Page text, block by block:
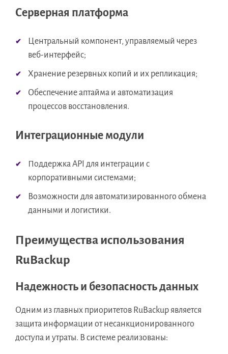
Серверная платформа
Центральный компонент, управляемый через
веб-интерфейс;
Хранение резервных копий и их репликация;
Обеспечение аптайма и автоматизация
процессов восстановления.
Интеграционные модули
Поддержка API для интеграции с
корпоративными системами;
Возможности для автоматизированного обмена
данными и логистики.
Преимущества использования
RuBackup
Надежность и безопасность данных
Одним из главных приоритетов RuBackup является
защита информации от несанкционированного
доступа и утраты. В системе реализованы: